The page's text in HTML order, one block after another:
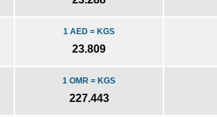
1 AED = KGS
23.809
1 OMR = KGS
227.443